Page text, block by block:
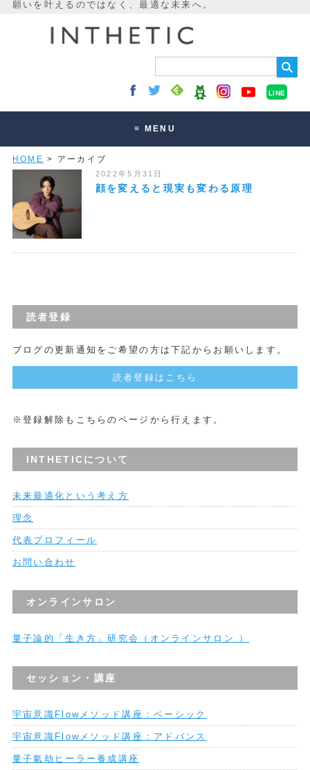
LINE
≡ MENU
講座・セッション
HOME > アーカイブ
2022年5月31日
顔を変えると現実も変わる原理
読者登録
ブログの更新通知をご希望の方は下記からお願いします。
読者登録はこちら
※登録解除もこちらのページから行えます。
INTHETICについて
未来最適化という考え方
理念
代表プロフィール
お問い合わせ
オンラインサロン
量子論的「生き方」研究会（オンラインサロン ）
セッション・講座
宇宙意識Flowメソッド講座：ベーシック
宇宙意識Flowメソッド講座：アドバンス
量子氣劫ヒーラー養成講座